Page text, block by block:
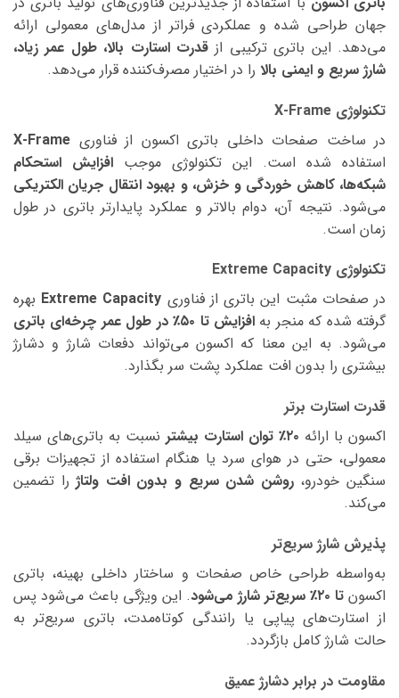
جهان طراحی شده و عملکردی فراتر از مدل‌های معمولی ارائه
می‌دهد. این باتری ترکیبی از قدرت استارت بالا، طول عمر زیاد،
شارژ سریع و ایمنی بالا را در اختیار مصرف‌کننده قرار می‌دهد.
تکنولوژی X-Frame
در ساخت صفحات داخلی باتری اکسون از فناوری X-Frame
استفاده شده است. این تکنولوژی موجب افزایش استحکام
شبکه‌ها، کاهش خوردگی و خزش، و بهبود انتقال جریان الکتریکی
می‌شود. نتیجه آن، دوام بالاتر و عملکرد پایدارتر باتری در طول
زمان است.
تکنولوژی Extreme Capacity
در صفحات مثبت این باتری از فناوری Extreme Capacity بهره
گرفته شده که منجر بهافزایش تا ۵۰٪ در طول عمر چرخه‌ای باتری
می‌شود. به این معنا که اکسون می‌تواند دفعات شارژ و دشارژ
بیشتری را بدون افت عملکرد پشت سر بگذارد.
قدرت استارت برتر
اکسون با ارائه ۲۰٪ توان استارت بیشتر
نسبت به باتری‌های سیلد
معمولی، حتی در هوای سرد یا هنگام استفاده از تجهیزات برقی
سنگین خودرو،روشن شدن سریع و بدون افت ولتاژرا تضمین
می‌کند.
پذیرش شارژ سریع‌تر
به‌واسطه طراحی خاص صفحات و ساختار داخلی بهینه، باتری
اکسون تا ۲۰٪ سریع‌تر شارژ می‌شود
. این ویژگی باعث می‌شود پس
از استارت‌های پیاپی یا رانندگی کوتاه‌مدت، باتری سریع‌تر به
حالت شارژ کامل بازگردد.
مقاومت در برابر دشارژ عمیق